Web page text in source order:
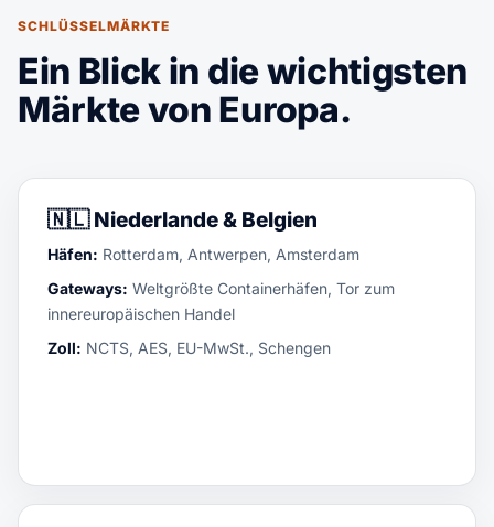
SCHLÜSSELMÄRKTE
Ein Blick in die wichtigsten
Märkte von Europa.
🇳🇱Niederlande & Belgien
Häfen: Rotterdam, Antwerpen, Amsterdam
Gateways: Weltgrößte Containerhäfen, Tor zum
innereuropäischen Handel
Zoll: NCTS, AES, EU-MwSt., Schengen